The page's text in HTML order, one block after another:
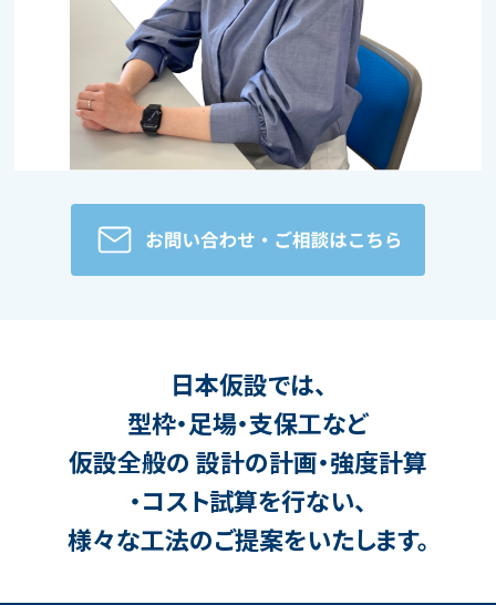
日本仮設では、
型枠・足場・支保工など
仮設全般の 設計の計画・強度計算
・コスト試算を行ない、
様々な工法のご提案をいたします。